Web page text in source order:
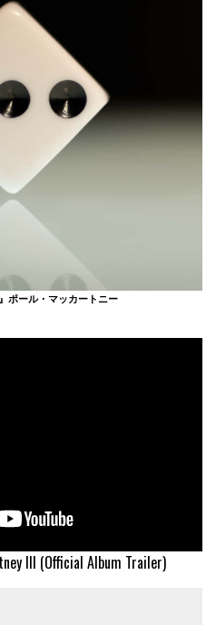
ポール・マッカートニー
III (Official Album Trailer)